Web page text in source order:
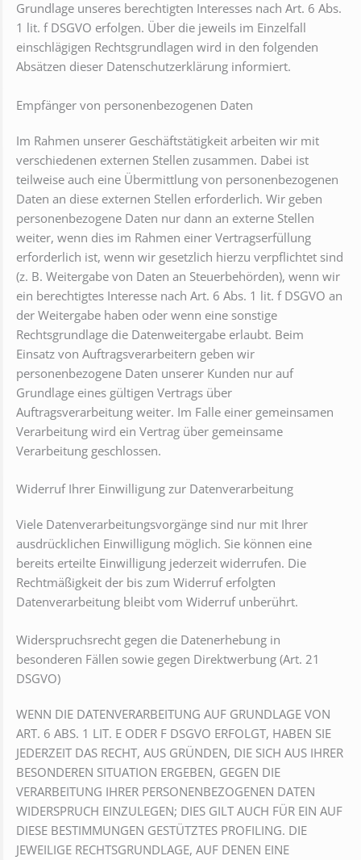
Grundlage unseres berechtigten Interesses nach Art. 6 Abs.
1 lit. f DSGVO erfolgen. Über die jeweils im Einzelfall
einschlägigen Rechtsgrundlagen wird in den folgenden
Absätzen dieser Datenschutzerklärung informiert.
Empfänger von personenbezogenen Daten
Im Rahmen unserer Geschäftstätigkeit arbeiten wir mit
verschiedenen externen Stellen zusammen. Dabei ist
teilweise auch eine Übermittlung von personenbezogenen
Daten an diese externen Stellen erforderlich. Wir geben
personenbezogene Daten nur dann an externe Stellen
weiter, wenn dies im Rahmen einer Vertragserfüllung
erforderlich ist, wenn wir gesetzlich hierzu verpflichtet sind
(z. B. Weitergabe von Daten an Steuerbehörden), wenn wir
ein berechtigtes Interesse nach Art. 6 Abs. 1 lit. f DSGVO an
der Weitergabe haben oder wenn eine sonstige
Rechtsgrundlage die Datenweitergabe erlaubt. Beim
Einsatz von Auftragsverarbeitern geben wir
personenbezogene Daten unserer Kunden nur auf
Grundlage eines gültigen Vertrags über
Auftragsverarbeitung weiter. Im Falle einer gemeinsamen
Verarbeitung wird ein Vertrag über gemeinsame
Verarbeitung geschlossen.
Widerruf Ihrer Einwilligung zur Datenverarbeitung
Viele Datenverarbeitungsvorgänge sind nur mit Ihrer
ausdrücklichen Einwilligung möglich. Sie können eine
bereits erteilte Einwilligung jederzeit widerrufen. Die
Rechtmäßigkeit der bis zum Widerruf erfolgten
Datenverarbeitung bleibt vom Widerruf unberührt.
Widerspruchsrecht gegen die Datenerhebung in
besonderen Fällen sowie gegen Direktwerbung (Art. 21
DSGVO)
WENN DIE DATENVERARBEITUNG AUF GRUNDLAGE VON
ART. 6 ABS. 1 LIT. E ODER F DSGVO ERFOLGT, HABEN SIE
JEDERZEIT DAS RECHT, AUS GRÜNDEN, DIE SICH AUS IHRER
BESONDEREN SITUATION ERGEBEN, GEGEN DIE
VERARBEITUNG IHRER PERSONENBEZOGENEN DATEN
WIDERSPRUCH EINZULEGEN; DIES GILT AUCH FÜR EIN AUF
DIESE BESTIMMUNGEN GESTÜTZTES PROFILING. DIE
JEWEILIGE RECHTSGRUNDLAGE, AUF DENEN EINE